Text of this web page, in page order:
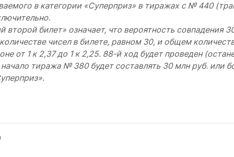
в категории «Суперприз» в тиражах с № 440
билет» означает, что вероятность совпадения
чисел в билете, равном 30, и общем
от 1 к 2,37 до 1 к 2,25. 88-й ход будет проведен
тиража № 380 будет составлять 30 млн руб. или